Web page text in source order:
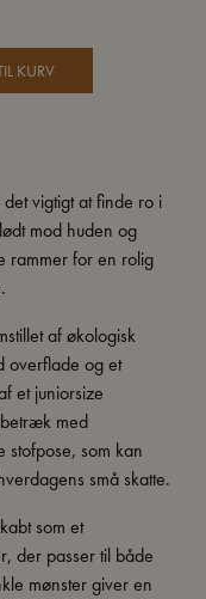
KURV
vigtigt at finde ro i
mod huden og
rammer for en rolig
af økologisk
overflade og et
et juniorsize
med
stofpose, som kan
små skatte.
som et
der passer til både
mønster giver en